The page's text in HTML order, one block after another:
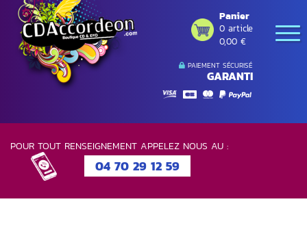
PAIEMENT SÉCURISÉ
GARANTI
Panier
0 article
0,00 €
POUR TOUT RENSEIGNEMENT APPELEZ NOUS AU :
04 70 29 12 59